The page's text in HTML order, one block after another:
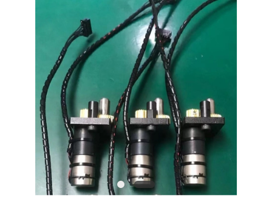
PRIVACY
POLICY